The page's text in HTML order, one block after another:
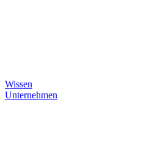
Wissen
Unternehmen